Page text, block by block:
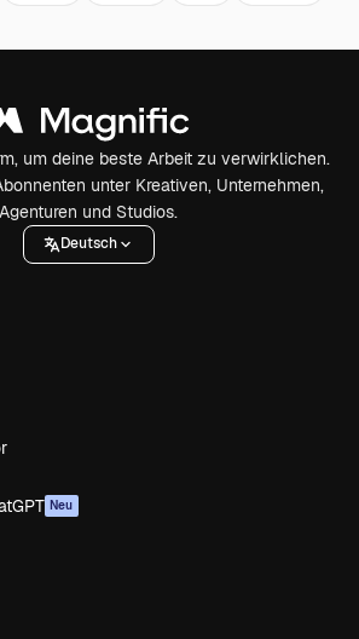
um deine beste Arbeit zu verwirklichen.
unter Kreativen, Unternehmen,
Agenturen und Studios.
Deutsch
Neu